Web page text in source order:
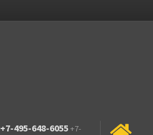
+7-495-648-6055+7-